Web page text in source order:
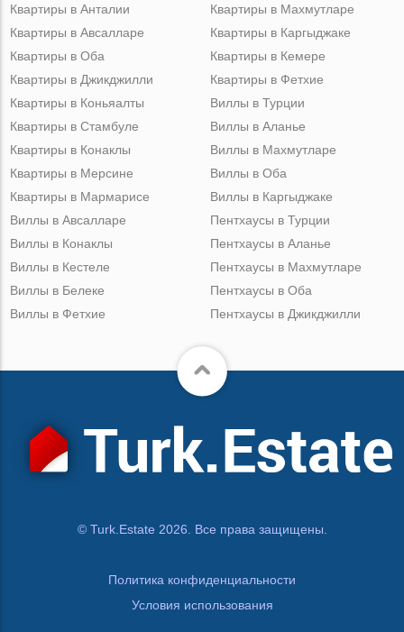
Квартиры в Анталии
Квартиры в Авсалларе
Квартиры в Оба
Квартиры в Джикджилли
Квартиры в Махмутларе
Квартиры в Каргыджаке
Квартиры в Кемере
Квартиры в Фетхие
Квартиры в Коньяалты
Квартиры в Стамбуле
Квартиры в Конаклы
Квартиры в Мерсине
Квартиры в Мармарисе
Виллы в Турции
Виллы в Аланье
Виллы в Махмутларе
Виллы в Оба
Виллы в Каргыджаке
Виллы в Авсалларе
Виллы в Конаклы
Виллы в Кестеле
Виллы в Белеке
Виллы в Фетхие
Пентхаусы в Турции
Пентхаусы в Аланье
Пентхаусы в Махмутларе
Пентхаусы в Оба
Пентхаусы в Джикджилли
© Turk.Estate 2026. Все права защищены.
Политика конфиденциальности
Условия использования